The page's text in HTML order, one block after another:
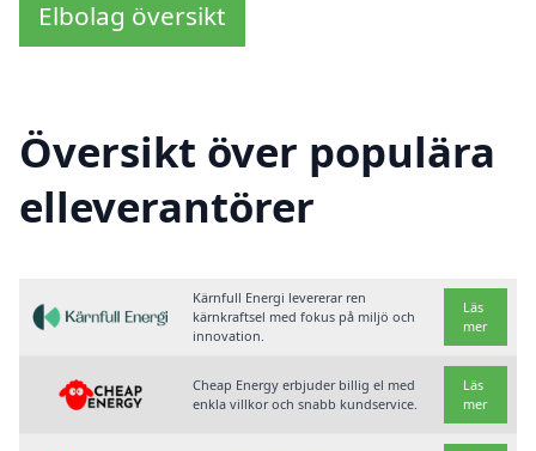
Elbolag översikt
Översikt över populära
elleverantörer
Kärnfull Energi levererar ren
kärnkraftsel med fokus på miljö och
innovation.
Läs
mer
Cheap Energy erbjuder billig el med
enkla villkor och snabb kundservice.
Läs
mer